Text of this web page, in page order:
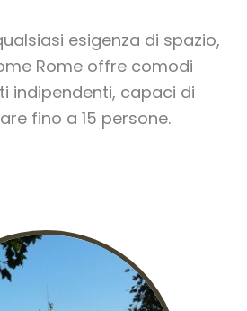
esigenza di spazio,
Rome offre comodi
indipendenti, capaci di
fino a 15 persone.